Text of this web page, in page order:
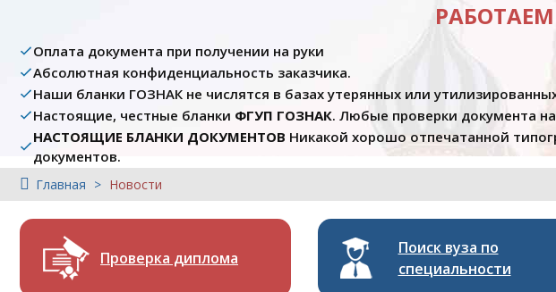
Оплата документа при получении на руки
Абсолютная конфиденциальность заказчика.
Наши бланки ГОЗНАК не числятся в базах утерянных или
Настоящие, честные бланки ФГУП ГОЗНАК. Любые проверки документа
НАСТОЯЩИЕ БЛАНКИ ДОКУМЕНТОВ Никакой хорошо отпечатанной
документов.
Главная Новости
Проверка диплома
Поиск вуза по
специальности